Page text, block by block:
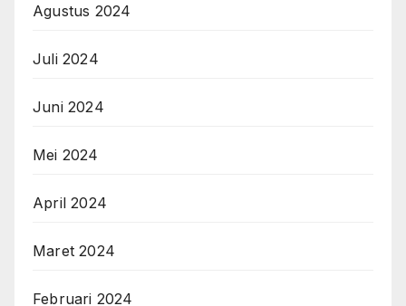
Agustus 2024
Juli 2024
Juni 2024
Mei 2024
April 2024
Maret 2024
Februari 2024